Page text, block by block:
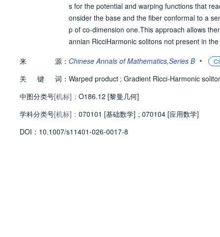
s for the potential and warping functions that
onsider the base and the fiber conformal to a
p of co-dimension one.This approach allows
annian RicciHarmonic solitons not present in
来
源： Chinese Annals of Mathematics,Series B •
关 键 词： Warped product ; Gradient Ricci-Harmonic
中图分类号[机标]： O186.12 [黎曼几何]
学科分类号[机标]： 070101 [基础数学] ; 070104 [应用数学]
DOI： 10.1007/s11401-026-0017-8